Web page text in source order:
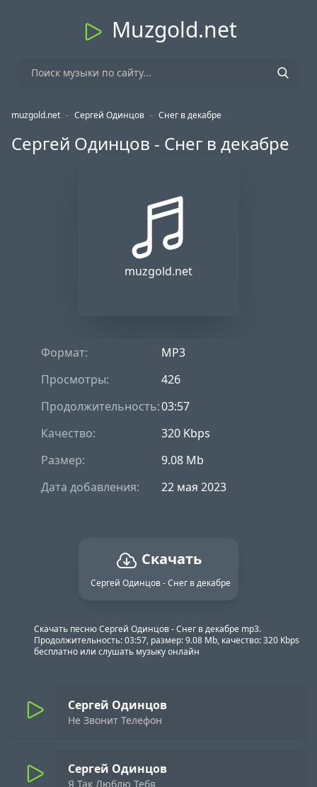
Muzgold.net
muzgold.net - Сергей Одинцов - Снег в декабре
Сергей Одинцов - Снег в декабре
muzgold.net
Формат:
MP3
Просмотры:
426
Продолжительность:03:57
Качество:
320 Kbps
Размер:
9.08 Mb
Дата добавления:
22 мая 2023
Скачать
Сергей Одинцов - Снег в декабре
Скачать песню Сергей Одинцов - Снег в декабре mp3.
Продолжительность: 03:57, размер: 9.08 Mb, качество: 320 Kbps
бесплатно или слушать музыку онлайн
Сергей Одинцов
Не Звонит Телефон
Сергей Одинцов
Я Так Люблю Тебя